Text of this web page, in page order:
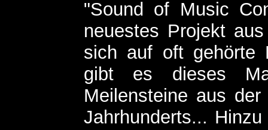
"Sound of Music
neuestes Projekt
sich auf oft gehörte
gibt es dieses
Meilensteine aus
Jahrhunderts...